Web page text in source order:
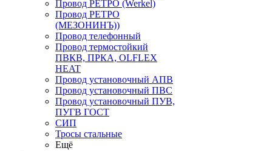
Провод РЕТРО (Werkel)
Провод РЕТРО
(МЕЗОНИНЪ))
Провод телефонный
Провод термостойкий
ПВКВ, ПРКА, OLFLEX
HEAT
Провод установочный АПВ
Провод установочный ПВС
Провод установочный ПУВ,
ПУГВ ГОСТ
СИП
Тросы стальные
Ещё